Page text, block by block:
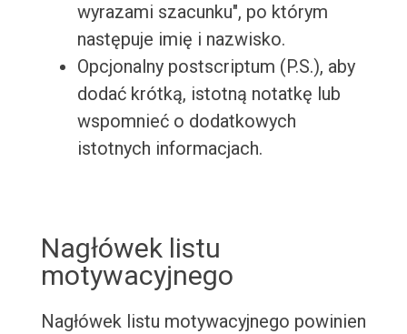
wyrazami szacunku", po którym
następuje imię i nazwisko.
Opcjonalny postscriptum (P.S.), aby
dodać krótką, istotną notatkę lub
wspomnieć o dodatkowych
istotnych informacjach.
Nagłówek listu
motywacyjnego
Nagłówek listu motywacyjnego powinien